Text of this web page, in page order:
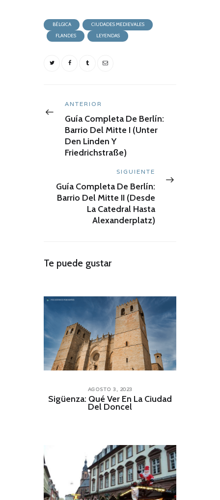
BÉLGICA
CIUDADES MEDIEVALES
FLANDES
LEYENDAS
entradas
Anterior:
ANTERIOR
Guía Completa De Berlín:
Barrio Del Mitte I (Unter
Den Linden Y
Friedrichstraße)
Siguiente:
SIGUIENTE
Guía Completa De Berlín:
Barrio Del Mitte II (Desde
La Catedral Hasta
Alexanderplatz)
Te puede gustar
AGOSTO 3, 2023
Sigüenza: Qué Ver En La Ciudad
Del Doncel